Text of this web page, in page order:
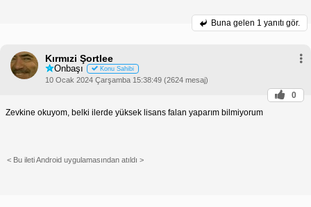
Buna gelen 1 yanıtı gör.
Kırmızi Şortlee
Onbaşı Konu Sahibi
10 Ocak 2024 Çarşamba 15:38:49 (2624 mesaj)
0
Zevkine okuyom, belki ilerde yüksek lisans falan yaparım bilmiyorum
< Bu ileti Android uygulamasından atıldı >